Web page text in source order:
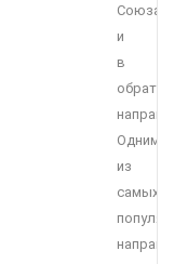
Союза
и
в
Одним
из
самых